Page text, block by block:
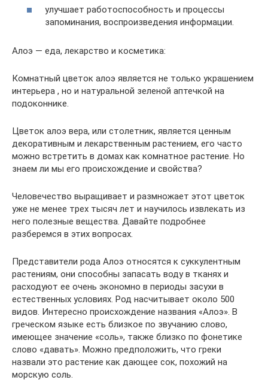
улучшает работоспособность и процессы
запоминания, воспроизведения информации.
Алоэ — еда, лекарство и косметика:
Комнатный цветок алоэ является не только украшением
интерьера , но и натуральной зеленой аптечкой на
подоконнике.
Цветок алоэ вера, или столетник, является ценным
декоративным и лекарственным растением, его часто
можно встретить в домах как комнатное растение. Но
знаем ли мы его происхождение и свойства?
Человечество выращивает и размножает этот цветок
уже не менее трех тысяч лет и научилось извлекать из
него полезные вещества. Давайте подробнее
разберемся в этих вопросах.
Представители рода Алоэ относятся к суккулентным
растениям, они способны запасать воду в тканях и
расходуют ее очень экономно в периоды засухи в
естественных условиях. Род насчитывает около 500
видов. Интересно происхождение названия «Алоэ». В
греческом языке есть близкое по звучанию слово,
имеющее значение «соль», также близко по фонетике
слово «давать». Можно предположить, что греки
назвали это растение как дающее сок, похожий на
морскую соль.